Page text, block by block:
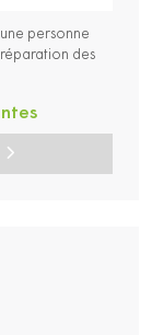
personne
des